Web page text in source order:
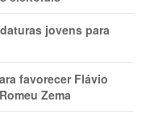
jovens para
favorecer Flávio
Zema